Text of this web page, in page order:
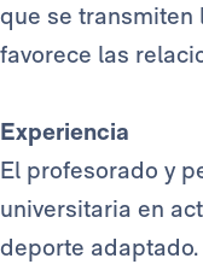
que se transmiten
favorece las
Experiencia
El profesorado y
universitaria en
deporte